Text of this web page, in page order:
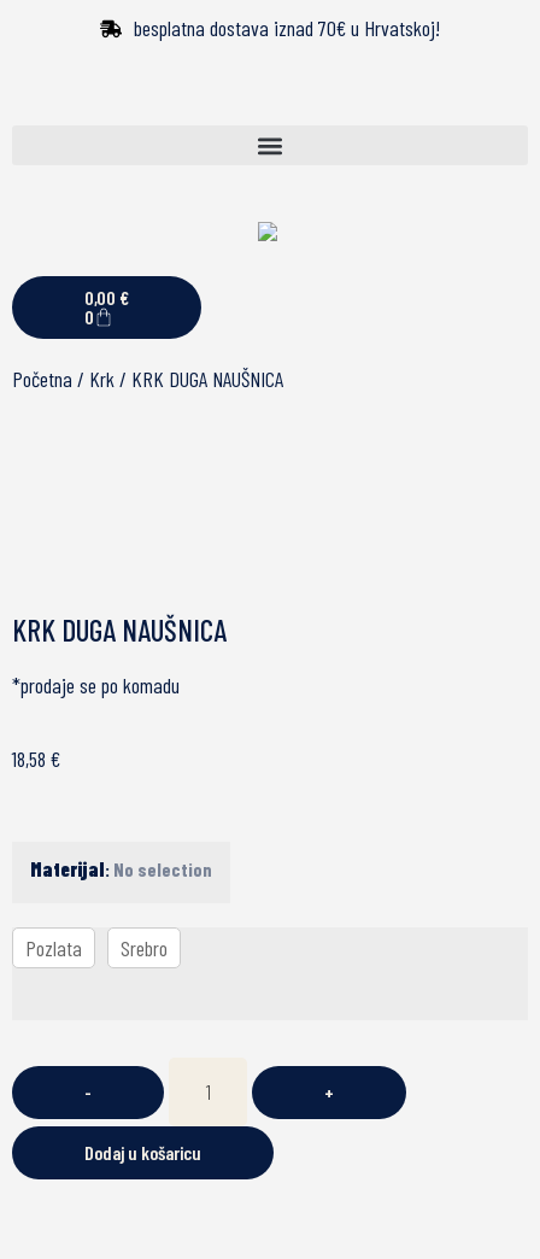
besplatna dostava iznad 70€ u Hrvatskoj!
0,00 €
0
Početna / Krk / KRK DUGA NAUŠNICA
KRK DUGA NAUŠNICA
*prodaje se po komadu
18,58 €
Materijal: No selection
Pozlata Srebro
- +
Dodaj u košaricu